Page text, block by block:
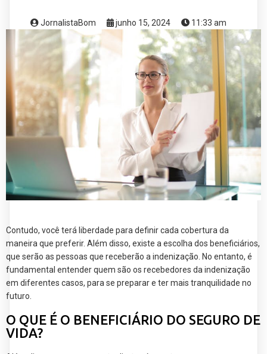
JornalistaBom junho 15, 2024 11:33 am
Contudo, você terá liberdade para definir cada cobertura da
maneira que preferir. Além disso, existe a escolha dos beneficiários,
que serão as pessoas que receberão a indenização. No entanto, é
fundamental entender quem são os recebedores da indenização
em diferentes casos, para se preparar e ter mais tranquilidade no
futuro.
O QUE É O BENEFICIÁRIO DO SEGURO DE
VIDA?